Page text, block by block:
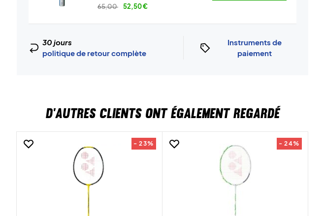
–...
Info
65,00 52,50€
30 jours
politique de retour complète
Instruments de
paiement
D'AUTRES CLIENTS ONT ÉGALEMENT REGARDÉ
- 23% - 24%